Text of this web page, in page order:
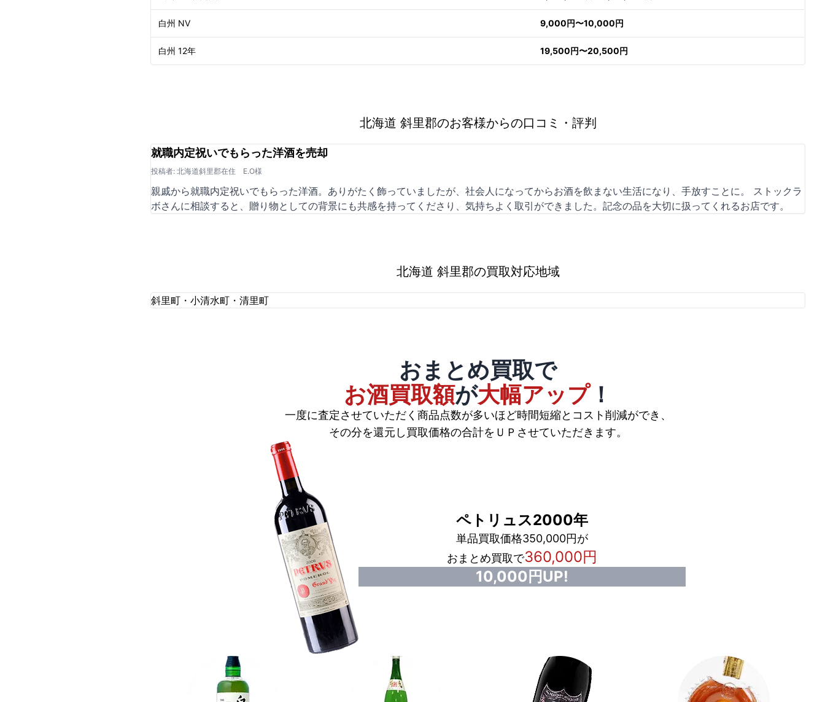
白州 NV 9,000円〜10,000円
白州 12年 19,500円〜20,500円
北海道 斜里郡のお客様からの口コミ・評判
就職内定祝いでもらった洋酒を売却
投稿者: 北海道斜里郡在住 E.O様
親戚から就職内定祝いでもらった洋酒。ありがたく飾っていましたが、社会人になってからお酒を飲まない生活になり、手放すことに。 ストックラ
ボさんに相談すると、贈り物としての背景にも共感を持ってくださり、気持ちよく取引ができました。記念の品を大切に扱ってくれるお店です。
北海道 斜里郡の買取対応地域
斜里町・小清水町・清里町
おまとめ買取で
お酒買取額が大幅アップ！
一度に査定させていただく商品点数が多いほど時間短縮とコスト削減ができ、
その分を還元し買取価格の合計をＵＰさせていただきます。
ペトリュス2000年
単品買取価格350,000円が
おまとめ買取で360,000円
10,000円UP!